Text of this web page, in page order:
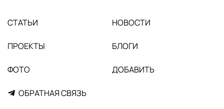
СТАТЬИ НОВОСТИ
ПРОЕКТЫ БЛОГИ
ФОТО ДОБАВИТЬ
ОБРАТНАЯ СВЯЗЬ